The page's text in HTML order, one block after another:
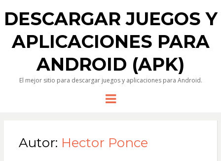
DESCARGAR JUEGOS Y
APLICACIONES PARA
ANDROID (APK)
El mejor sitio para descargar juegos y aplicaciones para Android.
Menu
Autor: Hector Ponce